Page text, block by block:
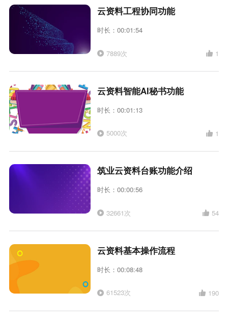
云资料工程协同功能
时长：00:01:54
7889次 1
云资料智能AI秘书功能
时长：00:01:13
5000次 1
筑业云资料台账功能介绍
时长：00:00:56
32661次 54
云资料基本操作流程
时长：00:08:48
61523次 190